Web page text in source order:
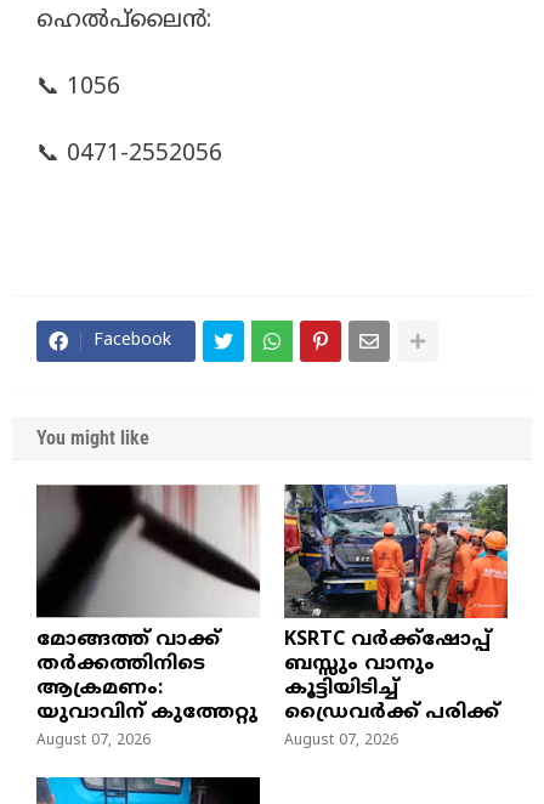
ഹെൽപ്‌ലൈൻ:
📞 1056
📞 0471-2552056
Facebook
You might like
മോങ്ങത്ത് വാക്ക്
തർക്കത്തിനിടെ
ആക്രമണം:
യുവാവിന് കുത്തേറ്റു
August 07, 2026
KSRTC വർക്ക്ഷോപ്പ്
ബസ്സും വാനും
കൂട്ടിയിടിച്ച്
ഡ്രൈവർക്ക് പരിക്ക്
August 07, 2026